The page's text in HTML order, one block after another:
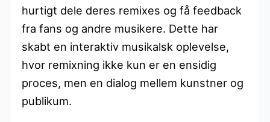
hurtigt dele deres remixes og få feedback
fra fans og andre musikere. Dette har
skabt en interaktiv musikalsk oplevelse,
hvor remixning ikke kun er en ensidig
proces, men en dialog mellem kunstner og
publikum.